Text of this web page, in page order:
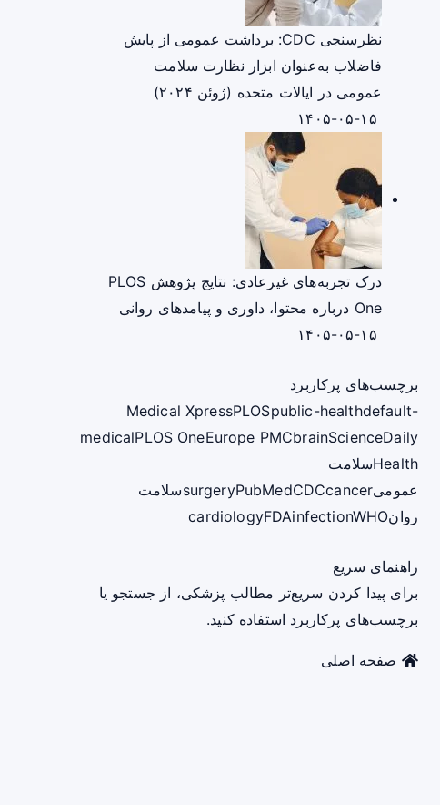
نظرسنجی CDC: برداشت عمومی از پایش
فاضلاب به‌عنوان ابزار نظارت سلامت
عمومی در ایالات متحده (ژوئن ۲۰۲۴)
درک تجربه‌های غیرعادی: نتایج پژوهش PLOS
One درباره محتوا، داوری و پیامدهای روانی
برچسب‌های پرکاربرد
Medical XpressPLOSpublic-healthdefault-
medicalPLOS OneEurope PMCbrainScienceDaily
Healthسلامت
عمومی
surgeryPubMedCDCcancer
سلامت
روان
cardiologyFDAinfectionWHO
راهنمای سریع
برای پیدا کردن سریع‌تر مطالب پزشکی، از جستجو یا
برچسب‌های پرکاربرد استفاده کنید.
صفحه اصلی